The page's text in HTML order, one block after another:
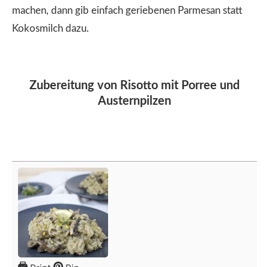
machen, dann gib einfach geriebenen Parmesan statt
Kokosmilch dazu.
Zubereitung von Risotto mit Porree und
Austernpilzen